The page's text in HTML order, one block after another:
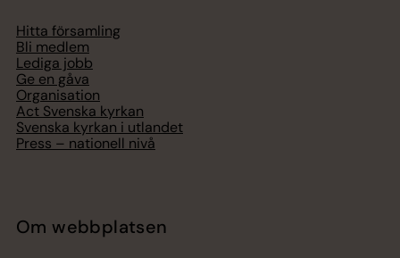
Hitta församling
Bli medlem
Lediga jobb
Ge en gåva
Organisation
Act Svenska kyrkan
Svenska kyrkan i utlandet
Press – nationell nivå
Om webbplatsen